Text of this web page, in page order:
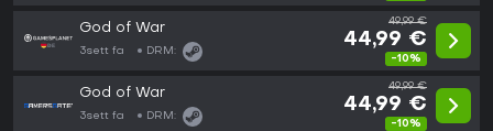
God of War
3sett fa DRM:
49,99 €
44,99 €
-10%
God of War
3sett fa DRM:
49,99 €
44,99 €
-10%